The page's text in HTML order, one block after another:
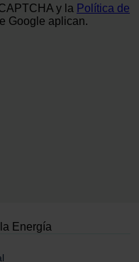
y la Política de
Google aplican.